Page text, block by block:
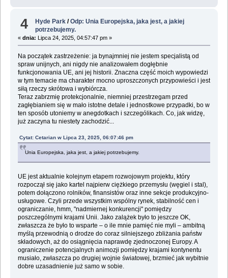
4 Hyde Park /Odp: Unia Europejska, jaka jest, a jakiej
potrzebujemy.
« dnia: Lipca 24, 2025, 04:57:47 pm »
Na początek zastrzeżenie: ja bynajmniej nie jestem specjalistą od
spraw unijnych, ani nigdy nie analizowałem dogłębnie
funkcjonowania UE, ani jej historii. Znaczna część moich wypowiedzi
w tym temacie ma charakter mocno uproszczonych przypowieści i jest
siłą rzeczy skrótowa i wybiórcza.
Teraz zabrzmię protekcjonalnie, niemniej przestrzegam przed
zagłębianiem się w mało istotne detale i jednostkowe przypadki, bo w
ten sposób utoniemy w anegdotkach i szczególikach. Co, jak widzę,
już zaczyna tu niestety zachodzić...
Cytat: Cetarian w Lipca 23, 2025, 06:07:46 pm
Unia Europejska, jaka jest, a jakiej potrzebujemy.
UE jest aktualnie kolejnym etapem rozwojowym projektu, który
rozpoczął się jako kartel najpierw ciężkiego przemysłu (węgiel i stal),
potem dołączono rolników, finansistów oraz inne sekcje produkcyjno-
usługowe. Czyli przede wszystkim wspólny rynek, stabilność cen i
ograniczanie, hmm, "nadmiernej konkurencji" pomiędzy
poszczególnymi krajami Unii. Jako zalążek było to jeszcze OK,
zwłaszcza że było to wsparte – o ile mnie pamięć nie myli – ambitną
myślą przewodnią o drodze do coraz silniejszego zbliżania państw
składowych, aż do osiągnięcia naprawdę zjednoczonej Europy. A
ograniczenie potencjalnych animozji pomiędzy krajami kontynentu
musiało, zwłaszcza po drugiej wojnie światowej, brzmieć jak wybitnie
dobre uzasadnienie już samo w sobie.